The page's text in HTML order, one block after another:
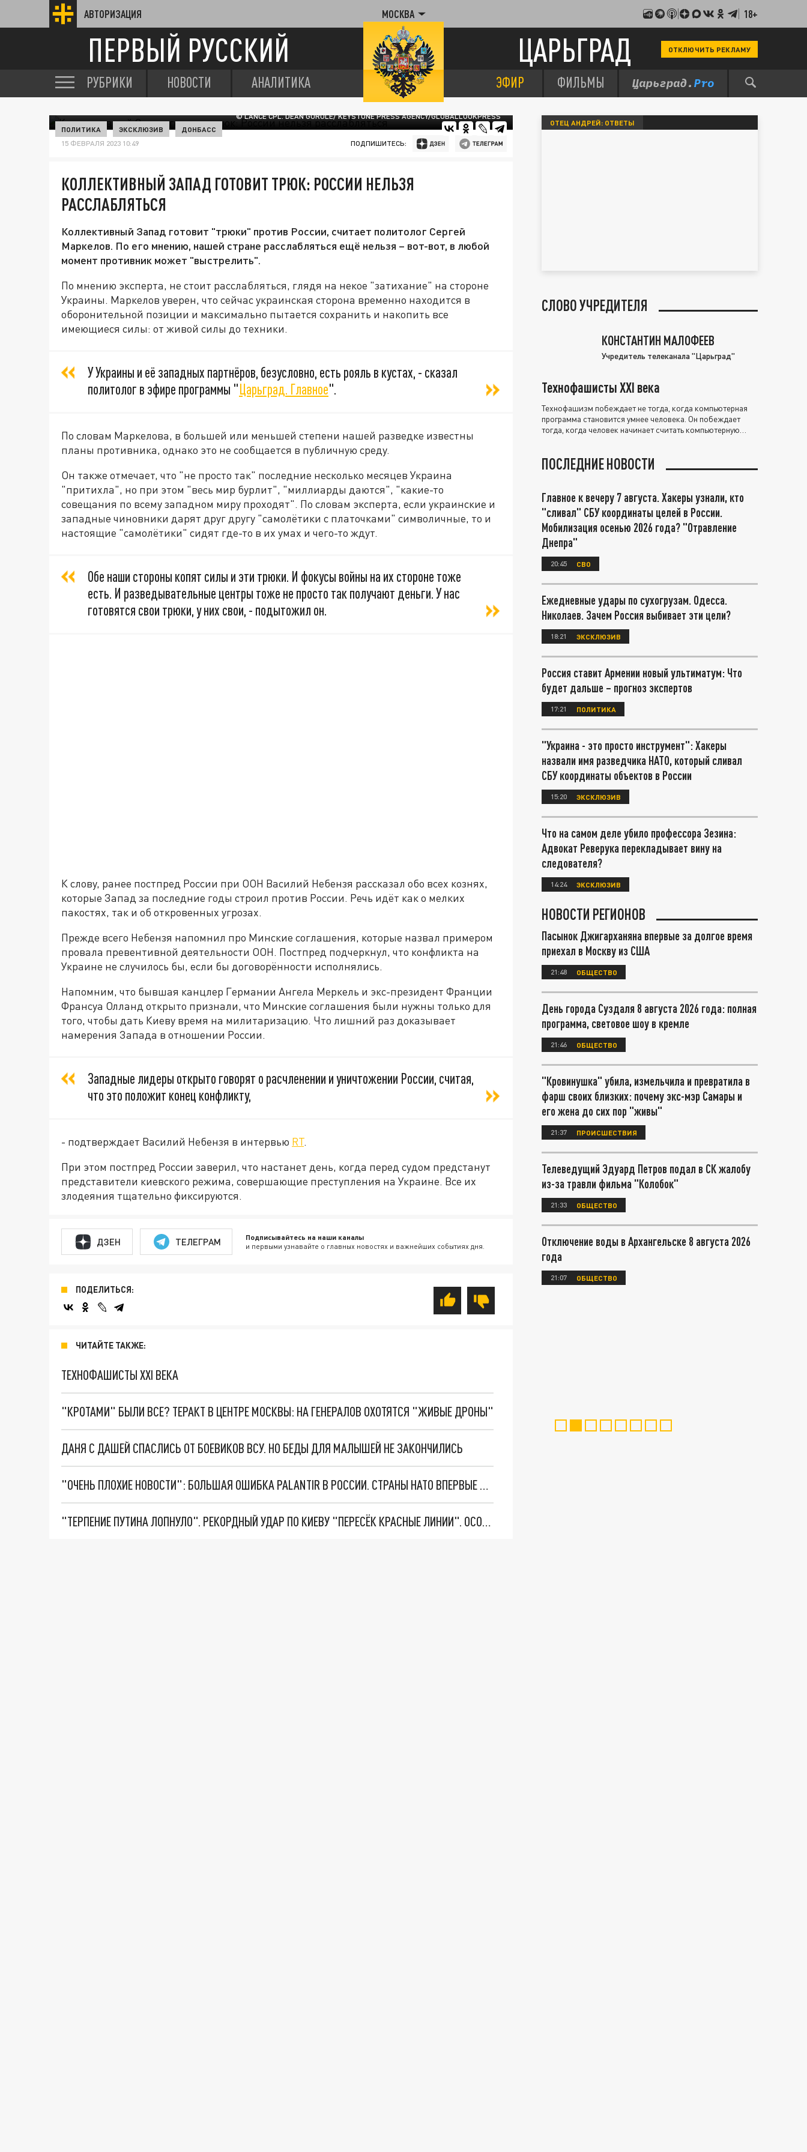
АВТОРИЗАЦИЯ МОСКВА 18+
ПЕРВЫЙ РУССКИЙ ЦАРЬГРАД ОТКЛЮЧИТЬ РЕКЛАМУ
РУБРИКИ НОВОСТИ АНАЛИТИКА ЭФИР ФИЛЬМЫ
© LANCE CPL. DEAN GURULE/ KEYSTONE PRESS AGENCY/GLOBALLOOKPRESS
ПОЛИТИКА ЭКСКЛЮЗИВ ДОНБАСС
15 ФЕВРАЛЯ 2023 10:49 ПОДПИШИТЕСЬ:
КОЛЛЕКТИВНЫЙ ЗАПАД ГОТОВИТ ТРЮК: РОССИИ НЕЛЬЗЯ
РАССЛАБЛЯТЬСЯ
Коллективный Запад готовит "трюки" против России, считает политолог Сергей
Маркелов. По его мнению, нашей стране расслабляться ещё нельзя – вот-вот, в любой
момент противник может "выстрелить".
По мнению эксперта, не стоит расслабляться, глядя на некое "затихание" на стороне
Украины. Маркелов уверен, что сейчас украинская сторона временно находится в
оборонительной позиции и максимально пытается сохранить и накопить все
имеющиеся силы: от живой силы до техники.
У Украины и её западных партнёров, безусловно, есть рояль в кустах, - сказал
политолог в эфире программы "Царьград. Главное".
По словам Маркелова, в большей или меньшей степени нашей разведке известны
планы противника, однако это не сообщается в публичную среду.
Он также отмечает, что "не просто так" последние несколько месяцев Украина
"притихла", но при этом "весь мир бурлит", "миллиарды даются", "какие-то
совещания по всему западном миру проходят". По словам эксперта, если украинские и
западные чиновники дарят друг другу "самолётики с платочками" символичные, то и
настоящие "самолётики" сидят где-то в их умах и чего-то ждут.
Обе наши стороны копят силы и эти трюки. И фокусы войны на их стороне тоже
есть. И разведывательные центры тоже не просто так получают деньги. У нас
готовятся свои трюки, у них свои, - подытожил он.
К слову, ранее постпред России при ООН Василий Небензя рассказал обо всех кознях,
которые Запад за последние годы строил против России. Речь идёт как о мелких
пакостях, так и об откровенных угрозах.
Прежде всего Небензя напомнил про Минские соглашения, которые назвал примером
провала превентивной деятельности ООН. Постпред подчеркнул, что конфликта на
Украине не случилось бы, если бы договорённости исполнялись.
Напомним, что бывшая канцлер Германии Ангела Меркель и экс-президент Франции
Франсуа Олланд открыто признали, что Минские соглашения были нужны только для
того, чтобы дать Киеву время на милитаризацию. Что лишний раз доказывает
намерения Запада в отношении России.
Западные лидеры открыто говорят о расчленении и уничтожении России, считая,
что это положит конец конфликту,
- подтверждает Василий Небензя в интервью RT.
При этом постпред России заверил, что настанет день, когда перед судом предстанут
представители киевского режима, совершающие преступления на Украине. Все их
злодеяния тщательно фиксируются.
ДЗЕН ТЕЛЕГРАМ Подписывайтесь на наши каналы
и первыми узнавайте о главных новостях и важнейших событиях дня.
ПОДЕЛИТЬСЯ:
ЧИТАЙТЕ ТАКЖЕ:
ТЕХНОФАШИСТЫ XXI ВЕКА
"КРОТАМИ" БЫЛИ ВСЕ? ТЕРАКТ В ЦЕНТРЕ МОСКВЫ: НА ГЕНЕРАЛОВ ОХОТЯТСЯ "ЖИВЫЕ ДРОНЫ"
ДАНЯ С ДАШЕЙ СПАСЛИСЬ ОТ БОЕВИКОВ ВСУ. НО БЕДЫ ДЛЯ МАЛЫШЕЙ НЕ ЗАКОНЧИЛИСЬ
"ОЧЕНЬ ПЛОХИЕ НОВОСТИ": БОЛЬШАЯ ОШИБКА PALANTIR В РОССИИ. СТРАНЫ НАТО ВПЕРВЫЕ ЗА СВО ОСТАНОВИЛИ ПОСТАВКИ ОРУЖИЯ. ВСУ ТЕРЯЮТ ПРИГРАНИЧЬЕ?
"ТЕРПЕНИЕ ПУТИНА ЛОПНУЛО". РЕКОРДНЫЙ УДАР ПО КИЕВУ "ПЕРЕСЁК КРАСНЫЕ ЛИНИИ". ОСОБЫЕ СПЕЦЫ КНДР НА ЛБС? ТАЙНЫЕ ПЕРЕГОВОРЫ ЕВРОПЫ И МОСКВЫ
ОТЕЦ АНДРЕЙ: ОТВЕТЫ
СЛОВО УЧРЕДИТЕЛЯ
КОНСТАНТИН МАЛОФЕЕВ
Учредитель телеканала "Царьград"
Технофашисты XXI века
Технофашизм побеждает не тогда, когда компьютерная
программа становится умнее человека. Он побеждает
тогда, когда человек начинает считать компьютерную
ПОСЛЕДНИЕ НОВОСТИ
Главное к вечеру 7 августа. Хакеры узнали, кто
"сливал" СБУ координаты целей в России.
Мобилизация осенью 2026 года? "Отравление
Днепра"
20:45 СВО
Ежедневные удары по сухогрузам. Одесса.
Николаев. Зачем Россия выбивает эти цели?
18:21 ЭКСКЛЮЗИВ
Россия ставит Армении новый ультиматум: Что
будет дальше – прогноз экспертов
17:21 ПОЛИТИКА
"Украина - это просто инструмент": Хакеры
назвали имя разведчика НАТО, который сливал
СБУ координаты объектов в России
15:20 ЭКСКЛЮЗИВ
Что на самом деле убило профессора Зезина:
Адвокат Реверука перекладывает вину на
следователя?
14:24 ЭКСКЛЮЗИВ
НОВОСТИ РЕГИОНОВ
Пасынок Джигарханяна впервые за долгое время
приехал в Москву из США
21:48 ОБЩЕСТВО
День города Суздаля 8 августа 2026 года: полная
программа, световое шоу в кремле
21:46 ОБЩЕСТВО
"Кровинушка" убила, измельчила и превратила в
фарш своих близких: почему экс-мэр Самары и
его жена до сих пор "живы"
21:37 ПРОИСШЕСТВИЯ
Телеведущий Эдуард Петров подал в СК жалобу
из-за травли фильма "Колобок"
21:33 ОБЩЕСТВО
Отключение воды в Архангельске 8 августа 2026
года
21:07 ОБЩЕСТВО